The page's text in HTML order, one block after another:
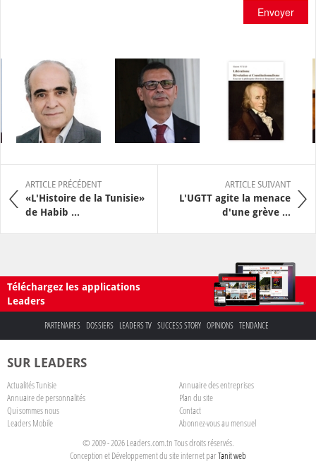
Envoyer
ARTICLE PRÉCÉDENT
«L'Histoire de la Tunisie»
de Habib ...
ARTICLE SUIVANT
L'UGTT agite la menace
d'une grève ...
Téléchargez les applications
Leaders
PARTENAIRES DOSSIERS LEADERS TV SUCCESS STORY OPINIONS TENDANCE
SUR LEADERS
Actualités Tunisie
Annuaire des entreprises
Annuaire de personnalités
Plan du site
Qui sommes nous
Contact
Leaders Mobile
Abonnez-vous au mensuel
© 2009 - 2026 Leaders.com.tn Tous droits réservés.
Conception et Développement du site internet parTanit web